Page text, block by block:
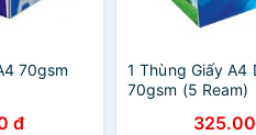
70gsm
đ
1 Thùng Giấy A4
70gsm (5 Ream)